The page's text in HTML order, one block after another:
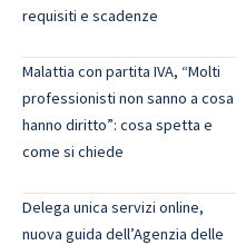
requisiti e scadenze
Malattia con partita IVA, “Molti
professionisti non sanno a cosa
hanno diritto”: cosa spetta e
come si chiede
Delega unica servizi online,
nuova guida dell’Agenzia delle